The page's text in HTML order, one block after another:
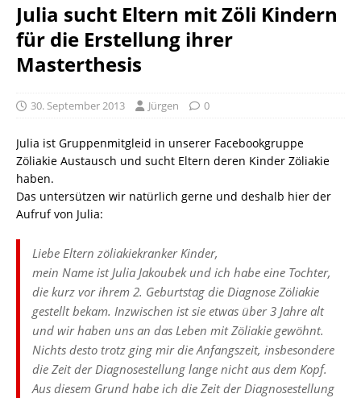
Julia sucht Eltern mit Zöli Kindern
für die Erstellung ihrer
Masterthesis
30. September 2013 Jürgen 0
Julia ist Gruppenmitgleid in unserer Facebookgruppe
Zöliakie Austausch und sucht Eltern deren Kinder Zöliakie
haben.
Das untersützen wir natürlich gerne und deshalb hier der
Aufruf von Julia:
Liebe Eltern zöliakiekranker Kinder,
mein Name ist Julia Jakoubek und ich habe eine Tochter,
die kurz vor ihrem 2. Geburtstag die Diagnose Zöliakie
gestellt bekam. Inzwischen ist sie etwas über 3 Jahre alt
und wir haben uns an das Leben mit Zöliakie gewöhnt.
Nichts desto trotz ging mir die Anfangszeit, insbesondere
die Zeit der Diagnosestellung lange nicht aus dem Kopf.
Aus diesem Grund habe ich die Zeit der Diagnosestellung